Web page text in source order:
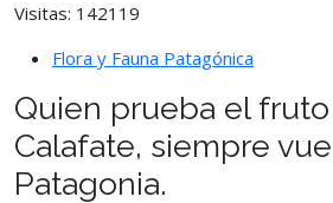
Visitas: 142119
Flora y Fauna Patagónica
Quien prueba el
Calafate, siempre
Patagonia.